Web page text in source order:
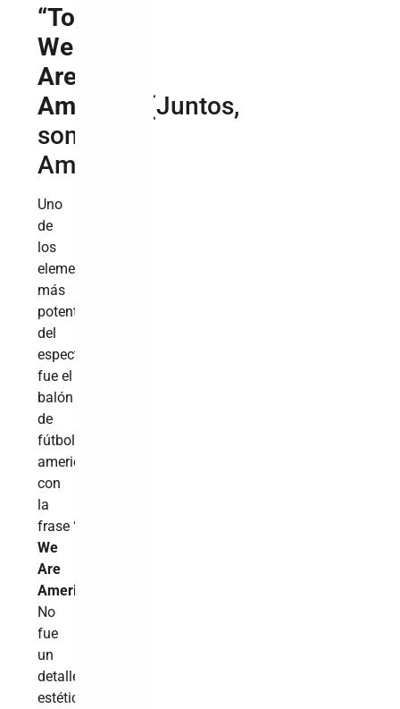
“Together,
We
Are
America”
(Juntos,
somos
América)
Uno
de
los
elementos
más
potentes
del
espectáculo
fue el
balón
de
fútbol
americano
con
la
frase“Together,
We
Are
America”
No
fue
un
detalle
estético: